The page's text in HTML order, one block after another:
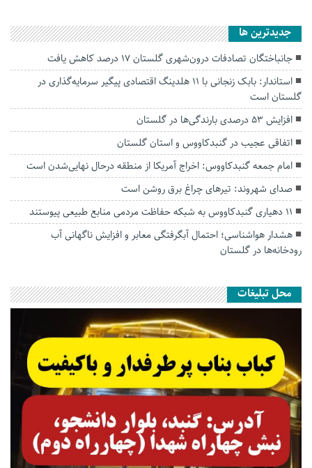
جديدترين ها
جانباختگان تصادفات درون‌شهری گلستان ۱۷ درصد کاهش یافت
استاندار: بابک زنجانی با ۱۱ هلدینگ اقتصادی پیگیر سرمایه‌گذاری در
گلستان است
افزایش ۵۳ درصدی بارندگی‌ها در گلستان
اتفاقی عجیب در‌ گنبدکاووس و استان گلستان
امام جمعه گنبدکاووس: اخراج آمریکا از منطقه درحال نهایی‌شدن است
صدای شهروند: تیرهای چراغ برق روشن است
۱۱ دهیاری گنبدکاووس به شبکه حفاظت مردمی منابع طبیعی پیوستند
هشدار هواشناسی؛ احتمال آبگرفتگی معابر و افزایش ناگهانی آب
رودخانه‌ها در گلستان
محل تبلیغات